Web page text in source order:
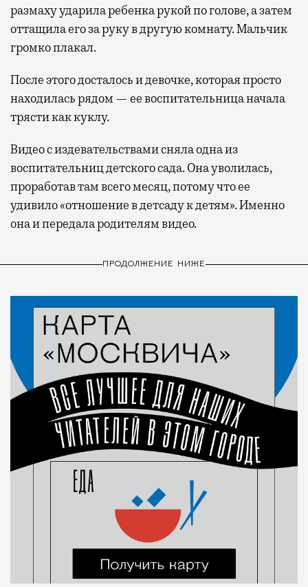
размаху ударила ребенка рукой по голове, а затем
оттащила его за руку в другую комнату. Мальчик
громко плакал.
После этого досталось и девочке, которая просто
находилась рядом — ее воспитательница начала
трясти как куклу.
Видео с издевательствами сняла одна из
воспитательниц детского сада. Она уволилась,
проработав там всего месяц, потому что ее
удивило «отношение в детсаду к детям». Именно
она и передала родителям видео.
ПРОДОЛЖЕНИЕ НИЖЕ